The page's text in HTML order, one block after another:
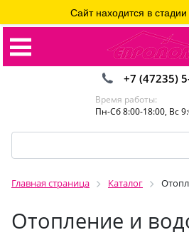
+7 (47235)
Время работы:
Пн-Сб 8:00-18:00, Вс
Главная страница Каталог
Отопление и
Сайт находится в